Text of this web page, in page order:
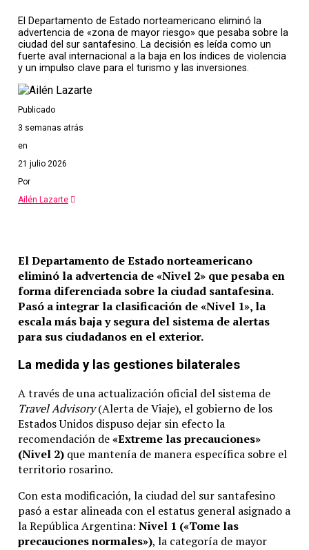
El Departamento de Estado norteamericano eliminó la
advertencia de «zona de mayor riesgo» que pesaba sobre la
ciudad del sur santafesino. La decisión es leída como un
fuerte aval internacional a la baja en los índices de violencia
y un impulso clave para el turismo y las inversiones.
Publicado
3 semanas atrás
en
21 julio 2026
Por
Ailén Lazarte
El Departamento de Estado norteamericano
eliminó la advertencia de «Nivel 2» que pesaba en
forma diferenciada sobre la ciudad santafesina.
Pasó a integrar la clasificación de «Nivel 1», la
escala más baja y segura del sistema de alertas
para sus ciudadanos en el exterior.
La medida y las gestiones bilaterales
A través de una actualización oficial del sistema de
Travel Advisory(Alerta de Viaje), el gobierno de los
Estados Unidos dispuso dejar sin efecto la
recomendación de«Extreme las precauciones»
(Nivel 2)que mantenía de manera específica sobre el
territorio rosarino.
Con esta modificación, la ciudad del sur santafesino
pasó a estar alineada con el estatus general asignado a
la República Argentina: Nivel 1 («Tome las
precauciones normales»), la categoría de mayor